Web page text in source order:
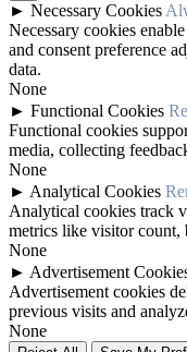
► Necessary Cookies
Necessary cookies
and consent preference
data.
None
► Functional Cookies
Functional cookies
media, collecting
None
► Analytical Cookies
Analytical cookies track
metrics like visitor count,
None
► Advertisement
Advertisement cookies
previous visits and
None